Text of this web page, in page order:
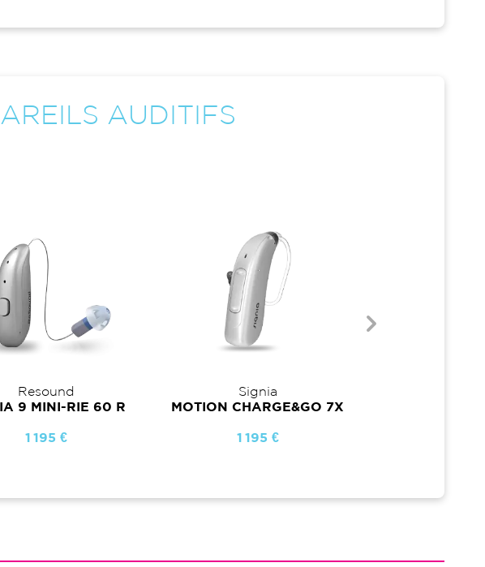
AUDITIFS
Resound
9 MINI-RIE 60 R
1 195 €
Signia
MOTION CHARGE&GO 7X
1 195 €